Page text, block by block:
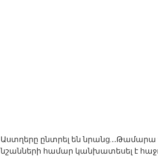
Աստղերը ընտրել են նրանց.․․Թամարա
նշանների համար կանխատեսել է